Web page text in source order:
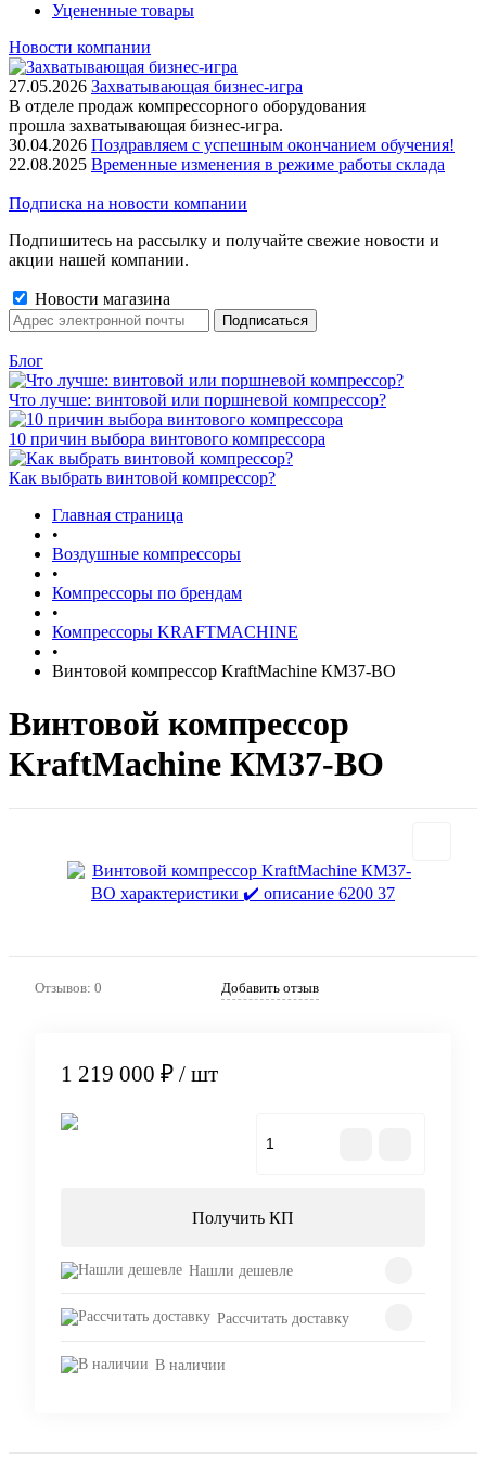
Уцененные товары
Новости компании
27.05.2026 Захватывающая бизнес-игра
В отделе продаж компрессорного оборудования
прошла захватывающая бизнес-игра.
30.04.2026 Поздравляем с успешным окончанием обучения!
22.08.2025 Временные изменения в режиме работы склада
Подписка на новости компании
Подпишитесь на рассылку и получайте свежие новости и
акции нашей компании.
Новости магазина
Блог
Что лучше: винтовой или поршневой компрессор?
10 причин выбора винтового компрессора
Как выбрать винтовой компрессор?
Главная страница
•
Воздушные компрессоры
•
Компрессоры по брендам
•
Компрессоры KRAFTMACHINE
•
Винтовой компрессор KraftMachine КМ37-ВО
Винтовой компрессор
KraftMachine КМ37-ВО
Отзывов: 0 Добавить отзыв
1 219 000 ₽ / шт
Получить КП
Нашли дешевле
Рассчитать доставку
В наличии